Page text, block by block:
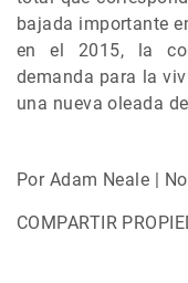
bajada importante
en el 2015, la
demanda para la
una nueva oleada
Por Adam Neale |
COMPARTIR